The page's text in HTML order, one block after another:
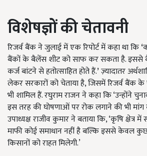
विशेषज्ञों की चेतावनी
रिजर्व बैंक ने जुलाई में एक रिपोर्ट में कहा था कि‘
बैंकों के बैलेंस शीट को साफ कर सकता है. इससे
कर्ज बांटने से हतोत्साहित होते हैं.’ज़्यादातर
लेकर सरकारों को चेताया है, जिसमें रिजर्व बैंक के
भी शामिल हैं. रघुराम राजन ने कहा कि ‘उन्होंने
इस तरह की घोषणाओं पर रोक लगाने की भी मांग
उपाध्यक्ष राजीव कुमार ने बताया कि, ‘कृषि
माफी कोई समाधान नहीं है बल्कि इससे केवल
किसानों को राहत मिलेगी.’